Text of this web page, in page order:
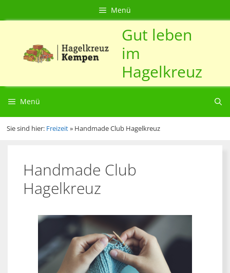
Inhalt
zur
Inhalt
Menü
Gut leben
im
Hagelkreuz
Menü
Sie sind hier: Freizeit» Handmade Club Hagelkreuz
Handmade Club
Hagelkreuz